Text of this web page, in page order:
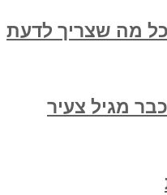
מה שצריך לדעת
מגיל צעיר